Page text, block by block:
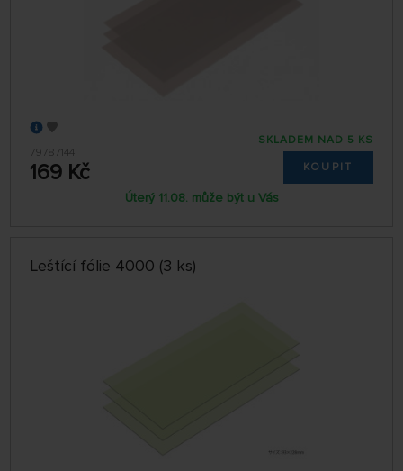
79787144
169 Kč
SKLADEM NAD 5 KS
KOUPIT
Úterý 11.08. může být u Vás
Leštící fólie 4000 (3 ks)